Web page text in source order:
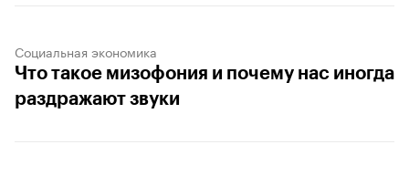
Социальная экономика
Что такое мизофония и почему нас иногда
раздражают звуки